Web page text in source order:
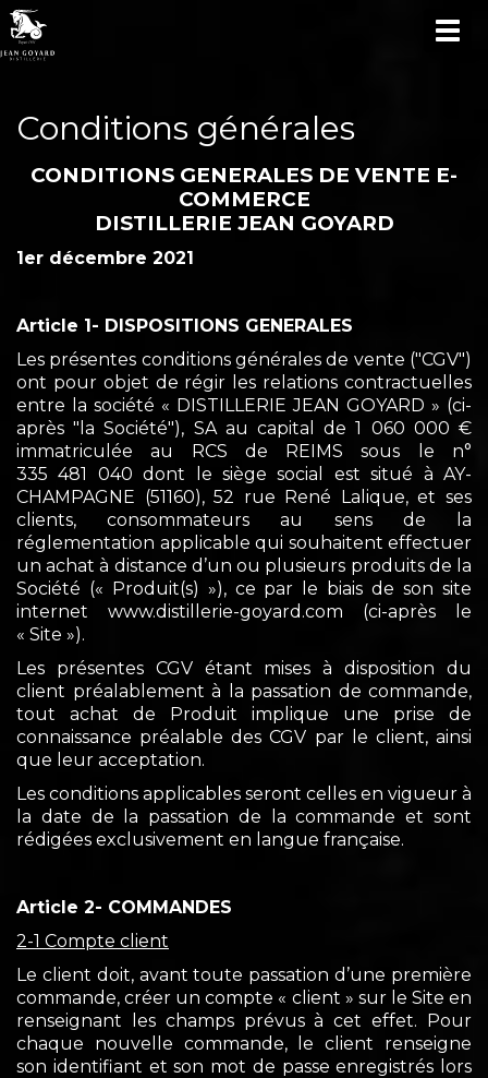
Conditions générales
CONDITIONS GENERALES DE VENTE E-
COMMERCE
DISTILLERIE JEAN GOYARD
1er décembre 2021
Article 1- DISPOSITIONS GENERALES
Les présentes conditions générales de vente ("CGV")
ont pour objet de régir les relations contractuelles
entre la société « DISTILLERIE JEAN GOYARD » (ci-
après "la Société"), SA au capital de 1 060 000 €
immatriculée au RCS de REIMS sous le n°
335 481 040 dont le siège social est situé à AY-
CHAMPAGNE (51160), 52 rue René Lalique, et ses
clients, consommateurs au sens de la
réglementation applicable qui souhaitent effectuer
un achat à distance d’un ou plusieurs produits de la
Société (« Produit(s) »), ce par le biais de son site
internet www.distillerie-goyard.com (ci-après le
« Site »).
Les présentes CGV étant mises à disposition du
client préalablement à la passation de commande,
tout achat de Produit implique une prise de
connaissance préalable des CGV par le client, ainsi
que leur acceptation.
Les conditions applicables seront celles en vigueur à
la date de la passation de la commande et sont
rédigées exclusivement en langue française.
Article 2- COMMANDES
2-1 Compte client
Le client doit, avant toute passation d’une première
commande, créer un compte « client » sur le Site en
renseignant les champs prévus à cet effet. Pour
chaque nouvelle commande, le client renseigne
son identifiant et son mot de passe enregistrés lors